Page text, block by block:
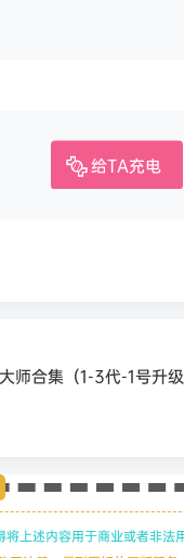
给TA充电
师合集（1-3代-1号升
将上述内容用于商业或者非法用